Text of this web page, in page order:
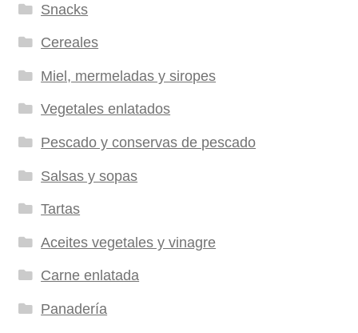
Snacks
Cereales
Miel, mermeladas y siropes
Vegetales enlatados
Pescado y conservas de pescado
Salsas y sopas
Tartas
Aceites vegetales y vinagre
Carne enlatada
Panadería